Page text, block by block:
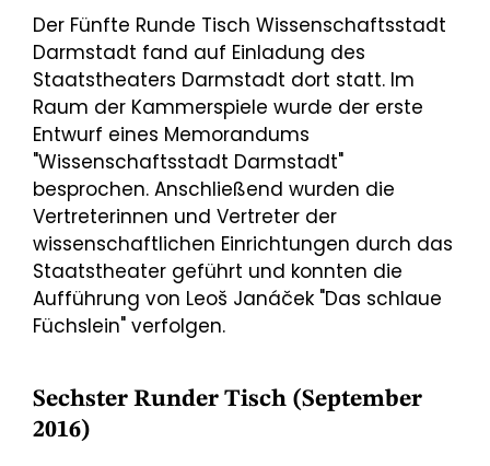
Der Fünfte Runde Tisch Wissenschaftsstadt
Darmstadt fand auf Einladung des
Staatstheaters Darmstadt dort statt. Im
Raum der Kammerspiele wurde der erste
Entwurf eines Memorandums
"Wissenschaftsstadt Darmstadt"
besprochen. Anschließend wurden die
Vertreterinnen und Vertreter der
wissenschaftlichen Einrichtungen durch das
Staatstheater geführt und konnten die
Aufführung von Leoš Janáček "Das schlaue
Füchslein" verfolgen.
Sechster Runder Tisch (September
2016)